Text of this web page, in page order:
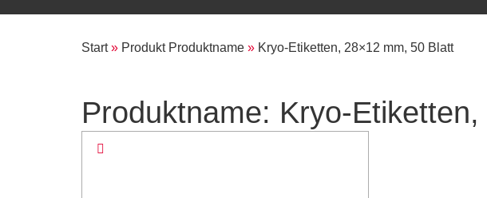
Start » Produkt Produktname » Kryo-Etiketten, 28×12 mm, 50 Blatt
Produktname: Kryo-